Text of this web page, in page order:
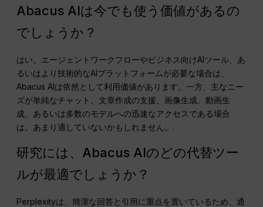
Abacus AIは今でも使う価値があるの
でしょうか？
はい。エージェントワークフローやビジネス向けAIツール、あ
るいはより技術的なAIプラットフォームが必要な場合は、
Abacus AIは依然として利用価値があります。一方、主なニー
ズが単純なチャット、文章作成の支援、画像生成、動画生
成、あるいは多数のモデルへの迅速なアクセスである場合
は、あまり適していないかもしれません。.
研究には、Abacus AIのどの代替ツー
ルが最適でしょうか？
Perplexityは、簡潔な回答と引用に重点を置いているため、通